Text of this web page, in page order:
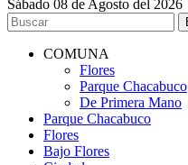
Sábado 08 de Agosto del 2026
COMUNA
Flores
Parque Chacabuco
De Primera Mano
Parque Chacabuco
Flores
Bajo Flores